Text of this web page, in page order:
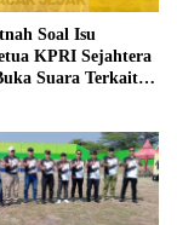
Soal Isu
KPRI Sejahtera
Suara Terkait